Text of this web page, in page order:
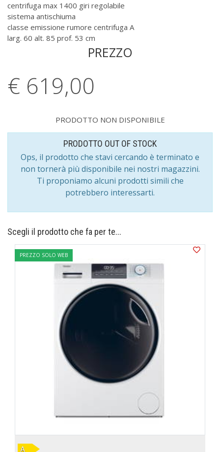
centrifuga max 1400 giri regolabile
sistema antischiuma
classe emissione rumore centrifuga A
larg. 60 alt. 85 prof. 53 cm
PREZZO
€ 619,00
PRODOTTO NON DISPONIBILE
PRODOTTO OUT OF STOCK
Ops, il prodotto che stavi cercando è terminato e
non tornerà più disponibile nei nostri magazzini.
Ti proponiamo alcuni prodotti simili che
potrebbero interessarti.
Scegli il prodotto che fa per te...
PREZZO SOLO WEB